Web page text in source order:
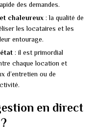
des demandes.
chaleureux : la qualité de
les locataires et les
entourage.
: il est primordial
chaque location et
d’entretien ou de
en direct